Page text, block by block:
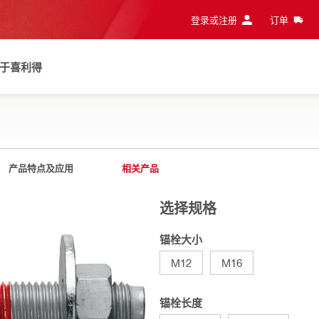
登录或注册 订单
喜利得
产品特点及应用 相关产品
选择规格
锚栓大小
M12
M16
锚栓长度